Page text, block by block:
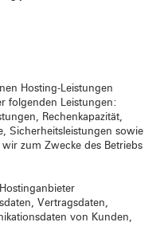
Hosting-Leistungen
folgenden Leistungen:
Rechenkapazität,
Sicherheitsleistungen sowie
zum Zwecke des Betriebs
Vertragsdaten,
von Kunden,